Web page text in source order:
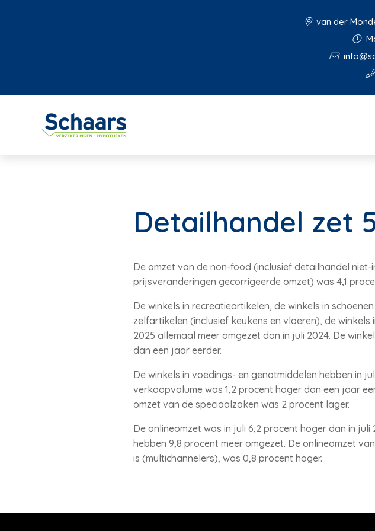
van der
Detailhandel zet
De omzet van de non-food (inclusief detailhandel
prijsveranderingen gecorrigeerde omzet) was 4,1
De winkels in recreatieartikelen, de winkels in
zelfartikelen (inclusief keukens en vloeren), de
2025 allemaal meer omgezet dan in juli 2024. De
dan een jaar eerder.
De winkels in voedings- en genotmiddelen hebben in
verkoopvolume was 1,2 procent hoger dan een jaar
omzet van de speciaalzaken was 2 procent lager.
De onlineomzet was in juli 6,2 procent hoger dan in
hebben 9,8 procent meer omgezet. De onlineomzet
is (multichannelers), was 0,8 procent hoger.